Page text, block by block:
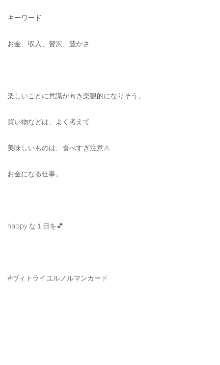
キーワード
お金、収入、贅沢、豊かさ
楽しいことに意識が向き楽観的になりそう。
買い物などは、よく考えて
美味しいものは、食べすぎ注意⚠️
お金になる仕事。
happy な１日を💕
#ヴィトライユルノルマンカード